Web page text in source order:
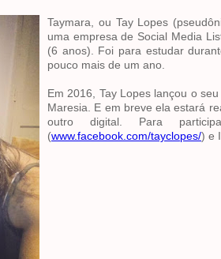
Taymara, ou Tay Lopes
uma empresa de Social Media
(6 anos). Foi para estudar
pouco mais de um ano.
Em 2016, Tay Lopes lançou o
Maresia. E em breve ela estará
outro digital. Para
(www.facebook.com/tayclopes/) e